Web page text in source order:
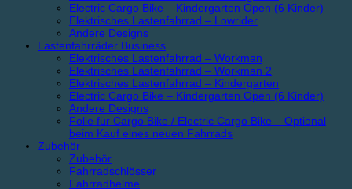
Electric Cargo Bike – Kindergarten Open (6 Kinder)
Elektrisches Lastenfahrrad – Lowrider
Andere Designs
Lastenfahrräder Business
Elektrisches Lastenfahrrad – Workman
Elektrisches Lastenfahrrad – Workman 2
Elektrisches Lastenfahrrad – Kindergarten
Electric Cargo Bike – Kindergarten Open (6 Kinder)
Andere Designs
Folie für Cargo Bike / Electric Cargo Bike – Optional
beim Kauf eines neuen Fahrrads
Zubehör
Zubehör
Fahrradschlösser
Fahrradhelme